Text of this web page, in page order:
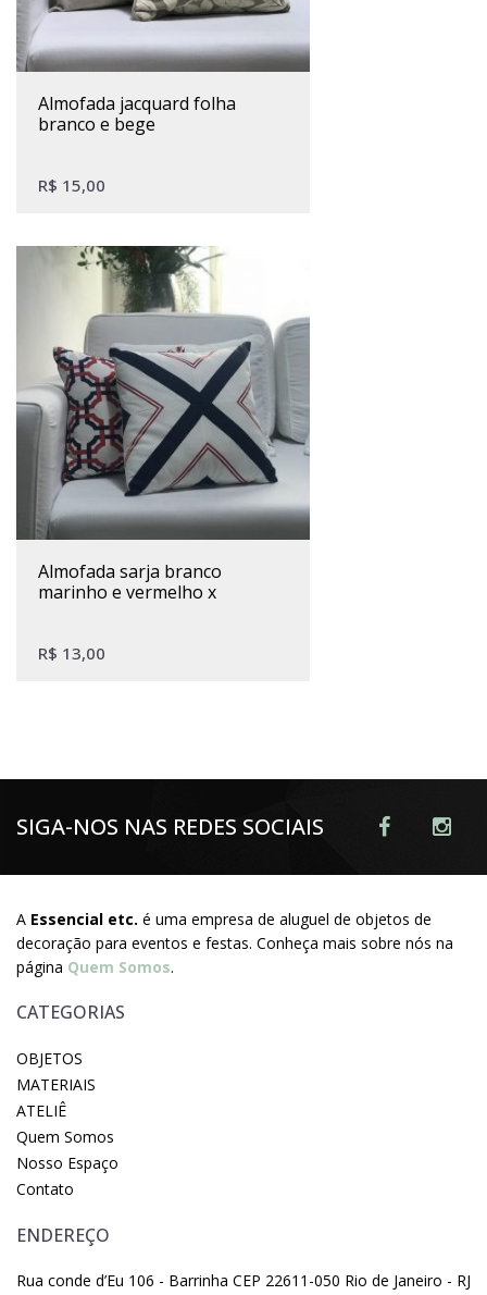
almofada jacquard folha
branco e bege
R$ 15,00
almofada sarja branco
marinho e vermelho x
R$ 13,00
SIGA-NOS NAS REDES SOCIAIS
A Essencial etc. é uma empresa de aluguel de objetos de
decoração para eventos e festas. Conheça mais sobre nós na
página Quem Somos.
CATEGORIAS
OBJETOS
MATERIAIS
ATELIÊ
Quem Somos
Nosso Espaço
Contato
ENDEREÇO
Rua conde d’Eu 106 - Barrinha CEP 22611-050 Rio de Janeiro - RJ